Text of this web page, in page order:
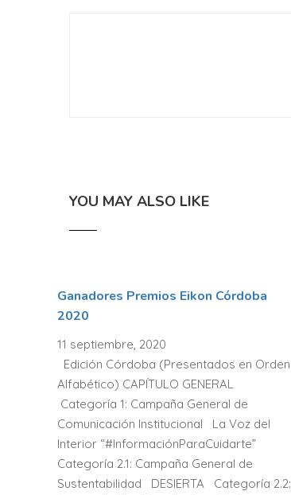
YOU MAY ALSO LIKE
Ganadores Premios Eikon Córdoba
2020
11 septiembre, 2020
Edición Córdoba (Presentados en Orden
Alfabético) CAPÍTULO GENERAL
Categoría 1: Campaña General de
Comunicación Institucional La Voz del
Interior “#InformaciónParaCuidarte”
Categoría 2.1: Campaña General de
Sustentabilidad DESIERTA Categoría 2.2: